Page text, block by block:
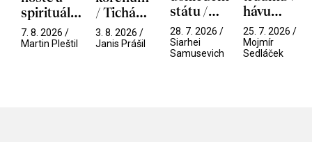
spirituální
narušitelé
z vesmíru
7. 8. 2026 /
Martin Pleštil
/ Tichá
přítelkyně
3. 8. 2026 /
Janis Prášil
státu /
Pramen
28. 7. 2026 /
Siarhei
Samusevich
hávu
spektáklu
/ Odyssea
25. 7. 2026 /
Mojmír
Sedláček